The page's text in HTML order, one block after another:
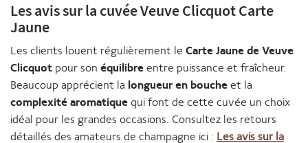
Les avis sur la cuvée Veuve Clicquot Carte
Jaune
Les clients louent régulièrement le Carte Jaune de Veuve
Clicquot pour son équilibre entre puissance et fraîcheur.
Beaucoup apprécient la longueur en bouche et la
complexité aromatique qui font de cette cuvée un choix
idéal pour les grandes occasions. Consultez les retours
détaillés des amateurs de champagne ici : Les avis sur la